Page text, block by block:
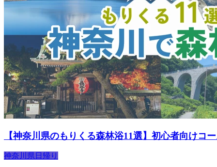
【神奈川県のもりくる森林浴11選】初心者向けコ
神奈川県 日帰り